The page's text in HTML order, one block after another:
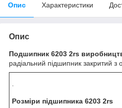
Опис Характеристики
Опис
Подшипник 6203 2rs
радіальний підшипник закритий з
Розміри підшипника 6203 2rs